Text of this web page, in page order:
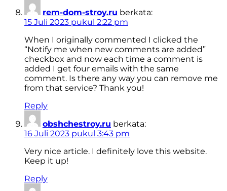
rem-dom-stroy.ru berkata:
15 Juli 2023 pukul 2:22 pm
When I originally commented I clicked the
“Notify me when new comments are added”
checkbox and now each time a comment is
added I get four emails with the same
comment. Is there any way you can remove me
from that service? Thank you!
Reply
obshchestroy.ru berkata:
16 Juli 2023 pukul 3:43 pm
Very nice article. I definitely love this website.
Keep it up!
Reply